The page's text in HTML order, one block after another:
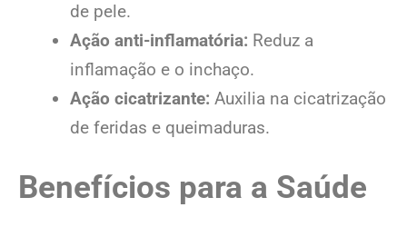
de pele.
Ação anti-inflamatória: Reduz a
inflamação e o inchaço.
Ação cicatrizante: Auxilia na cicatrização
de feridas e queimaduras.
Benefícios para a Saúde